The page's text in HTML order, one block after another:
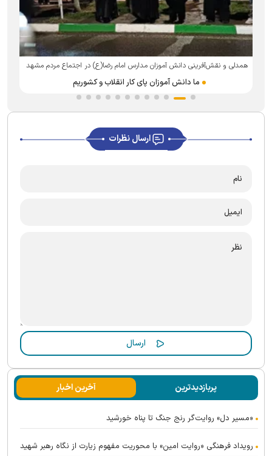
همدلی و نقش‌آفرینی دانش آموزان مدارس امام رضا(ع) در اجتماع مردم مشهد
ما دانش آموزان پای کار انقلاب و کشوریم
ارسال نظرات
پربازدیدترین آخرین اخبار
«مسیر دل» روایت‌گر رنج جنگ تا پناه خورشید
رویداد فرهنگی «روایت امین» با محوریت مفهوم زیارت از نگاه رهبر شهید